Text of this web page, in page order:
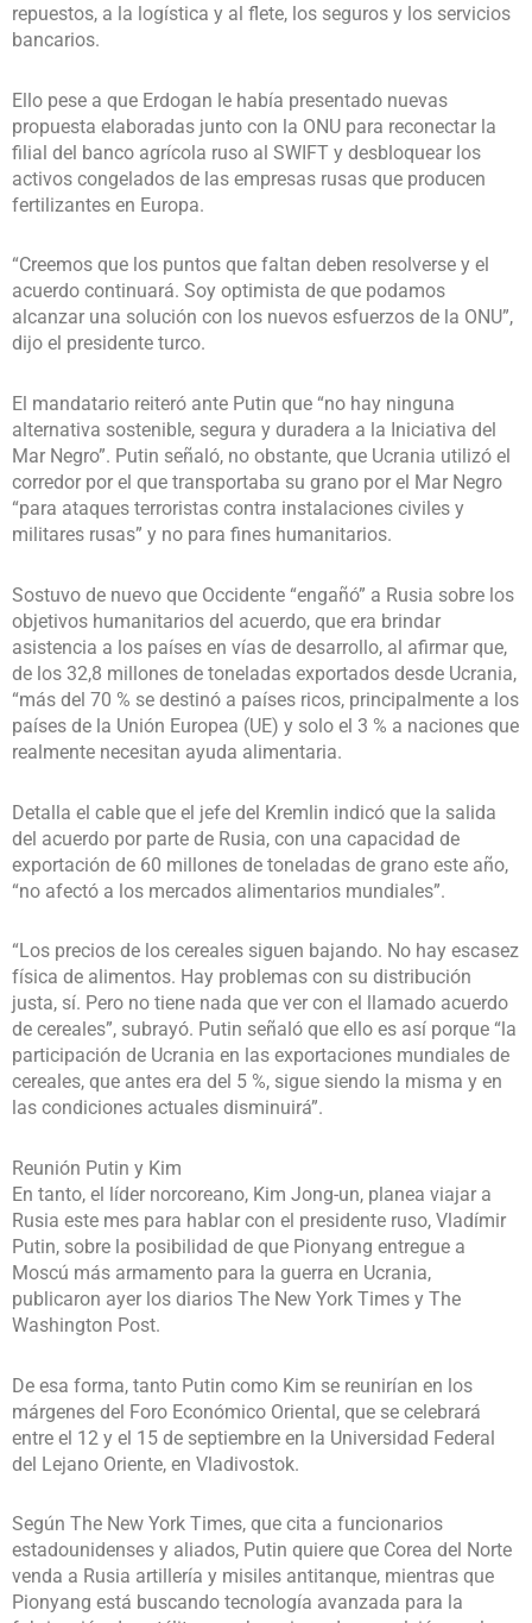
repuestos, a la logística y al flete, los seguros y los servicios
bancarios.
Ello pese a que Erdogan le había presentado nuevas
propuesta elaboradas junto con la ONU para reconectar la
filial del banco agrícola ruso al SWIFT y desbloquear los
activos congelados de las empresas rusas que producen
fertilizantes en Europa.
“Creemos que los puntos que faltan deben resolverse y el
acuerdo continuará. Soy optimista de que podamos
alcanzar una solución con los nuevos esfuerzos de la ONU”,
dijo el presidente turco.
El mandatario reiteró ante Putin que “no hay ninguna
alternativa sostenible, segura y duradera a la Iniciativa del
Mar Negro”. Putin señaló, no obstante, que Ucrania utilizó el
corredor por el que transportaba su grano por el Mar Negro
“para ataques terroristas contra instalaciones civiles y
militares rusas” y no para fines humanitarios.
Sostuvo de nuevo que Occidente “engañó” a Rusia sobre los
objetivos humanitarios del acuerdo, que era brindar
asistencia a los países en vías de desarrollo, al afirmar que,
de los 32,8 millones de toneladas exportados desde Ucrania,
“más del 70 % se destinó a países ricos, principalmente a los
países de la Unión Europea (UE) y solo el 3 % a naciones que
realmente necesitan ayuda alimentaria.
Detalla el cable que el jefe del Kremlin indicó que la salida
del acuerdo por parte de Rusia, con una capacidad de
exportación de 60 millones de toneladas de grano este año,
“no afectó a los mercados alimentarios mundiales”.
“Los precios de los cereales siguen bajando. No hay escasez
física de alimentos. Hay problemas con su distribución
justa, sí. Pero no tiene nada que ver con el llamado acuerdo
de cereales”, subrayó. Putin señaló que ello es así porque “la
participación de Ucrania en las exportaciones mundiales de
cereales, que antes era del 5 %, sigue siendo la misma y en
las condiciones actuales disminuirá”.
Reunión Putin y Kim
En tanto, el líder norcoreano, Kim Jong-un, planea viajar a
Rusia este mes para hablar con el presidente ruso, Vladímir
Putin, sobre la posibilidad de que Pionyang entregue a
Moscú más armamento para la guerra en Ucrania,
publicaron ayer los diarios The New York Times y The
Washington Post.
De esa forma, tanto Putin como Kim se reunirían en los
márgenes del Foro Económico Oriental, que se celebrará
entre el 12 y el 15 de septiembre en la Universidad Federal
del Lejano Oriente, en Vladivostok.
Según The New York Times, que cita a funcionarios
estadounidenses y aliados, Putin quiere que Corea del Norte
venda a Rusia artillería y misiles antitanque, mientras que
Pionyang está buscando tecnología avanzada para la